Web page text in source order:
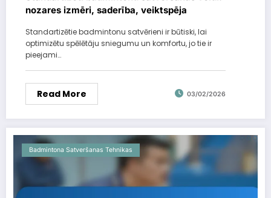
nozares izmēri, saderība, veiktspēja
Standartizētie badmintonu satvērieni ir būtiski, lai
optimizētu spēlētāju sniegumu un komfortu, jo tie ir
pieejami…
Read More 03/02/2026
Badmintona Satveršanas Tehnikas